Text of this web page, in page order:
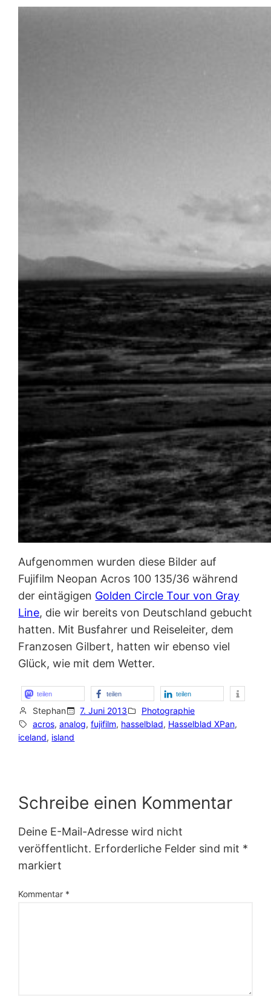
Aufgenommen wurden diese Bilder auf
Fujifilm Neopan Acros 100 135/36 während
der eintägigen Golden Circle Tour von Gray
Line, die wir bereits von Deutschland gebucht
hatten. Mit Busfahrer und Reiseleiter, dem
Franzosen Gilbert, hatten wir ebenso viel
Glück, wie mit dem Wetter.
teilen teilen teilen
Stephan 7. Juni 2013
Photographie
acros, analog, fujifilm, hasselblad, Hasselblad XPan,
iceland, island
Schreibe einen Kommentar
Deine E-Mail-Adresse wird nicht
veröffentlicht. Erforderliche Felder sind mit *
markiert
Kommentar *